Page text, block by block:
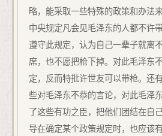
略，能采取一些特殊的政策和办法
中央规定凡会见毛泽东的人都不许
遵守此规定，认为自己一辈子就离
席，也不愿把枪下掉。对此毛泽东
定，反而特批许世友可以带枪。还
些对毛泽东不恭的言论，对此毛泽
了这些有功之臣，把他们团结在自
导在确定某个政策规定时，也应该